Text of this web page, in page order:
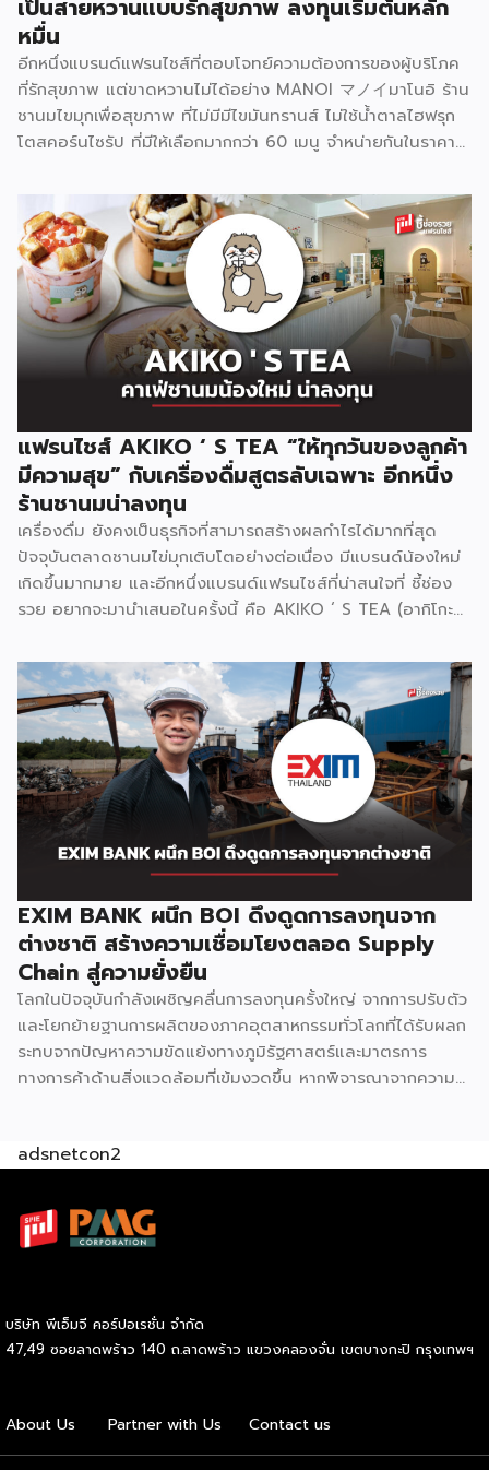
เป็นสายหวานแบบรักสุขภาพ ลงทุนเริ่มต้นหลัก
หมื่น
อีกหนึ่งแบรนด์แฟรนไชส์ที่ตอบโจทย์ความต้องการของผู้บริโภค
ที่รักสุขภาพ แต่ขาดหวานไม่ได้อย่าง MANOI マノイมาโนอิ ร้าน
ชานมไขมุกเพื่อสุขภาพ ที่ไม่มีมีไขมันทรานส์ ไม่ใช้น้ำตาลไฮฟรุก
โตสคอร์นไซรัป ที่มีให้เลือกมากกว่า 60 เมนู จำหน่ายกันในราคา
ประเทศ MANOI マノイมาโนอิ สร้างความโดดเด่นที่ไม่เหมือน
ใครด้วยคอนเซ็ปต์หลักคือ “เครื่องดื่มที่ไม่ทำร้ายสุขภาพ” และ
พัฒนาสูตรเครื่องดื่มที่ใช้ความหวานจากธรรมชาติที่ช่วยเผาผลาญ
ได้จริง มาใช้ทดแทนน้ำตาลไฮฟรุกโตสคอร์นไซรัป ซึ่งเป็นน้ำตาล
สังเคราะห์ที่ก่อให้เกิดโรคได้หลายอย่าง เช่น โรคหัวใจ ความดัน
เบาหวาน ไขมันพอกตับ รวมถึงการเลือกใช้วัตถุดิบไม่มีไขมัน
ทรานส์ ไม่ใส่สารกันบูด ส่วนชาและไข่มุกก็ต้มสดใหม่วันต่อวันอีก
ด้วย ปัจจุบันมีเมนูให้เลือกมากกว่า 60 เมนู นอกจากเมนูชานม
ไข่มุกที่เป็นกลุ่มชาใต้หวัน กลุ่มนมสด กลุ่มชาผลไม้ กลุ่มโซดา
หอมกลมกล่อมหวานกำลังดี ยังมีโกโก้พรีเมียมเข้มข้น กาแฟสด
จากไร่ของเกษตรในชุมชน มัทฉะแท้100% จากเมืองนิชิโอะ
ประเทศญี่ปุ่น กลุ่มชาไทยสไตล์แบบไทยไทย กลุ่ม Topping และ
เมนูใหม่ ๆ ตามเทศกาล รวมถึงชาหมักเพื่อสุขภาพ KOMBUCHA
จำหน่ายในราคาเริ่มต้น 25 บาท […]
แฟรนไชส์ AKIKO ‘ S TEA “ให้ทุกวันของลูกค้า
มีความสุข” กับเครื่องดื่มสูตรลับเฉพาะ อีกหนึ่ง
ร้านชานมน่าลงทุน
เครื่องดื่ม ยังคงเป็นธุรกิจที่สามารถสร้างผลกำไรได้มากที่สุด
ปัจจุบันตลาดชานมไข่มุกเติบโตอย่างต่อเนื่อง มีแบรนด์น้องใหม่
เกิดขึ้นมากมาย และอีกหนึ่งแบรนด์แฟรนไชส์ที่น่าสนใจที่ ชี้ช่อง
รวย อยากจะมานำเสนอในครั้งนี้ คือ AKIKO ‘ S TEA (อากิโกะที)
AKIKO ‘ S TEA สร้างจุดเด่นด้วยการมีเมนูให้เลือกเยอะถึง 90
เมนู ไม่ว่าจะเป็นชีสเบิร์น ชาไต้หวัน ชาไทย ชาเขียว มัทฉะ กาแฟ
โบราณ ชาผลไม้ ชามะลิ สมูทตี้ เมนูผสมนม และอื่น ๆ โดยแต่ละ
เมนูนั้นเป็นสูตรที่คิดต้นขึ้นเอง สร้างความเป็นเอกลักษณ์เฉพาะตัว
ที่ไม่เหมือนใคร เช่น CHEESE BURN SERIES (ชีสเบิร์นซีรี่) เป็น
หมวดเมนูขายดีอันดับหนึ่ง ซึ่งทางแบรนด์คิดค้นสูตรครีมชีสให้มี
ความนุ่ม ละมุน รสชาติอร่อย ไม่เหมือนใคร เพราะใช้ครีมชีสแท้
เป็นวัตถุดิบหลัก นอกจากนี้ AKIKO´S TEA ยังให้ความสำคัญใน
การคัดเลือกใบชา ที่เป็นวัตถุดิบหลักของเครื่องดื่มแต่ละแก้ว โดย
ต้องการให้เครื่องดื่มแต่ละเมนูมีรสชาติที่ดี […]
EXIM BANK ผนึก BOI ดึงดูดการลงทุนจาก
ต่างชาติ สร้างความเชื่อมโยงตลอด Supply
Chain สู่ความยั่งยืน
โลกในปัจจุบันกำลังเผชิญคลื่นการลงทุนครั้งใหญ่ จากการปรับตัว
และโยกย้ายฐานการผลิตของภาคอุตสาหกรรมทั่วโลกที่ได้รับผลก
ระทบจากปัญหาความขัดแย้งทางภูมิรัฐศาสตร์และมาตรการ
ทางการค้าด้านสิ่งแวดล้อมที่เข้มงวดขึ้น หากพิจารณาจากความ
ต่างชาติเข้ามาสร้างฐานอุตสาหกรรมใหม่ เพื่อขับเคลื่อนการ
เรื่องง่าย ไทยต้องแข่งขันกับอีกหลายประเทศที่ต้องการดึงดูด
เม็ดเงินลงทุนเพื่อสร้างฐานอุตสาหกรรมในประเทศของตัวเองเช่น
มาขับเคลื่อนเศรษฐกิจไทยในระยะยาวมีอยู่ราว 4-5 สาขา ประกอบ
ด้วย รถยนต์ไฟฟ้า (EV) เซมิคอนดักเตอร์ ดิจิทัล และสำนักงาน
ภูมิภาค โดยในส่วนของ EV ปัจจุบันมีบริษัทผู้ผลิตจากจีนเข้ามา
ผลิตชิ้นส่วนไทยให้มาอยู่ใน Supply Chain จากการกำหนด
adsnetcon2
บริษัท พีเอ็มจี คอร์ปอเรชั่น จำกัด
47,49 ซอยลาดพร้าว 140 ถ.ลาดพร้าว แขวงคลองจั่น เขตบางกะปิ กรุงเทพฯ
About Us Partner with Us Contact us